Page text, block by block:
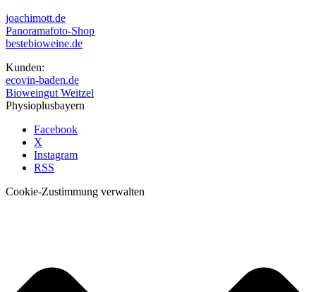
joachimott.de
Panoramafoto-Shop
bestebioweine.de
Kunden:
ecovin-baden.de
Bioweingut Weitzel
Physioplusbayern
Facebook
X
Instagram
RSS
Cookie-Zustimmung verwalten